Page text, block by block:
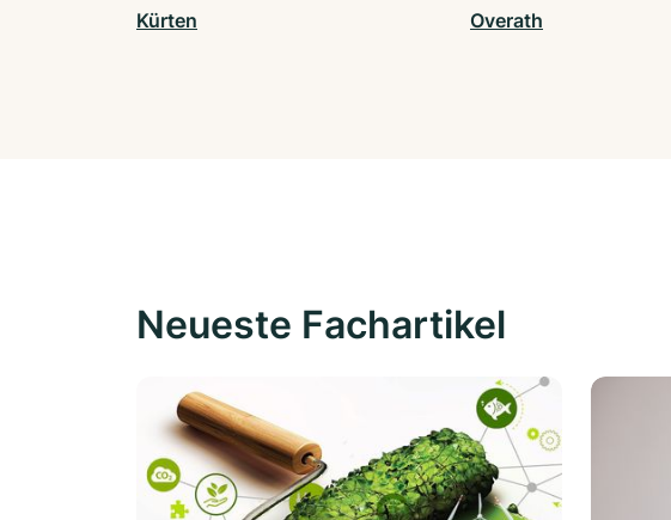
Kürten Overath
Neueste Fachartikel